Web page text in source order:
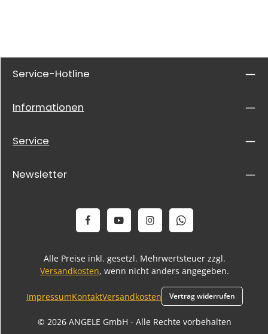
Service-Hotline
Informationen
Service
Newsletter
Alle Preise inkl. gesetzl. Mehrwertsteuer zzgl.
Versandkosten, wenn nicht anders angegeben.
© 2026 ANGELE GmbH - Alle Rechte vorbehalten
ImpressumKontaktVersandkosten Vertrag widerrufen